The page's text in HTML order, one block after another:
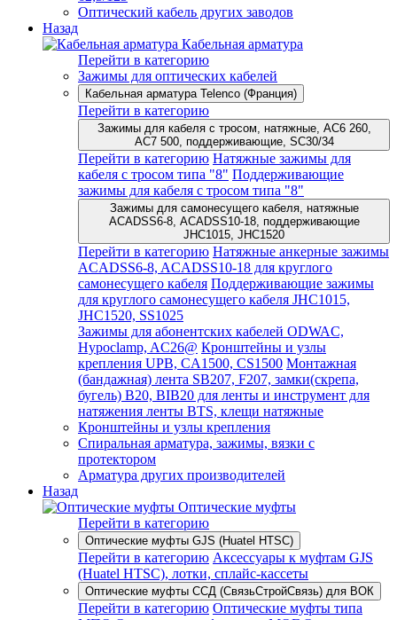
Оптический кабель других заводов
Назад
Кабельная арматура
Перейти в категорию
Зажимы для оптических кабелей
Кабельная арматура Telenco (Франция)
Перейти в категорию
Зажимы для кабеля с тросом, натяжные, AC6 260,
AC7 500, поддерживающие, SC30/34
Перейти в категорию Натяжные зажимы для
кабеля с тросом типа "8" Поддерживающие
зажимы для кабеля с тросом типа "8"
Зажимы для самонесущего кабеля, натяжные
ACADSS6-8, ACADSS10-18, поддерживающие
JHC1015, JHC1520
Перейти в категорию Натяжные анкерные зажимы
ACADSS6-8, ACADSS10-18 для круглого
самонесущего кабеля Поддерживающие зажимы
для круглого самонесущего кабеля JHC1015,
JHC1520, SS1025
Зажимы для абонентских кабелей ODWAC,
Hypoclamp, AC26@ Кронштейны и узлы
крепления UPB, CA1500, CS1500 Монтажная
(бандажная) лента SB207, F207, замки(скрепа,
бугель) B20, BIB20 для ленты и инструмент для
натяжения ленты BTS, клещи натяжные
Кронштейны и узлы крепления
Спиральная арматура, зажимы, вязки с
протектором
Арматура других производителей
Назад
Оптические муфты
Перейти в категорию
Оптические муфты GJS (Huatel HTSC)
Перейти в категорию Аксессуары к муфтам GJS
(Huatel HTSC), лотки, сплайс-кассеты
Оптические муфты ССД (СвязьСтройСвязь) для ВОК
Перейти в категорию Оптические муфты типа